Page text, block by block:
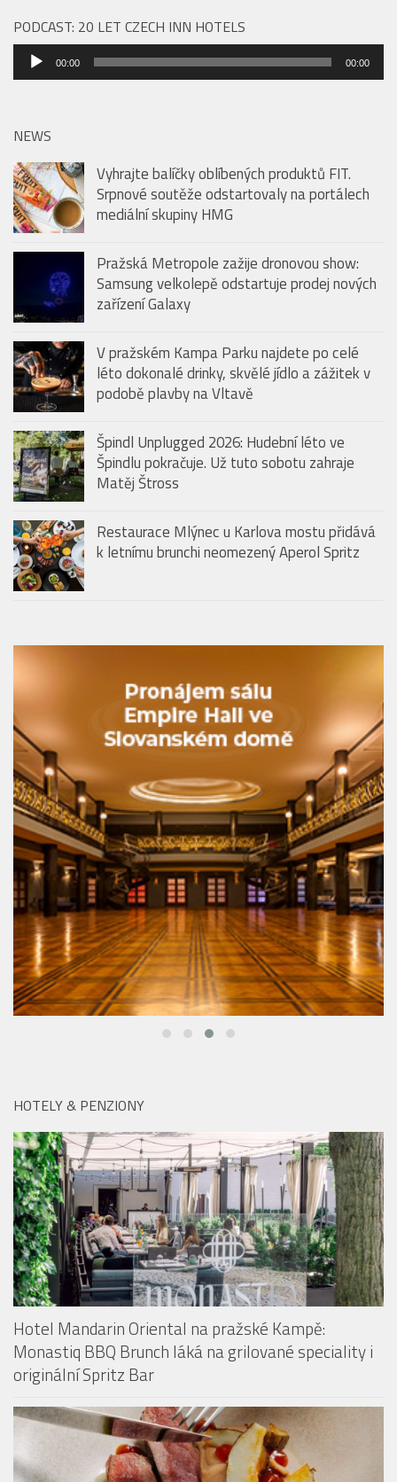
PODCAST: 20 LET CZECH INN HOTELS
Audio
přehrávač
00:00 00:00
NEWS
Vyhrajte balíčky oblíbených produktů FIT.
Srpnové soutěže odstartovaly na portálech
mediální skupiny HMG
Pražská Metropole zažije dronovou show:
Samsung velkolepě odstartuje prodej nových
zařízení Galaxy
V pražském Kampa Parku najdete po celé
léto dokonalé drinky, skvělé jídlo a zážitek v
podobě plavby na Vltavě
Špindl Unplugged 2026: Hudební léto ve
Špindlu pokračuje. Už tuto sobotu zahraje
Matěj Štross
Restaurace Mlýnec u Karlova mostu přidává
k letnímu brunchi neomezený Aperol Spritz
Hotel Mandarin Oriental na pražské Kampě:
Monastiq BBQ Brunch láká na grilované speciality i
originální Spritz Bar